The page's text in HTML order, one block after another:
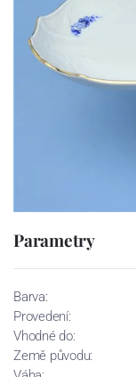
Parametry
Barva:
Provedení:
Vhodné do:
Země původu: